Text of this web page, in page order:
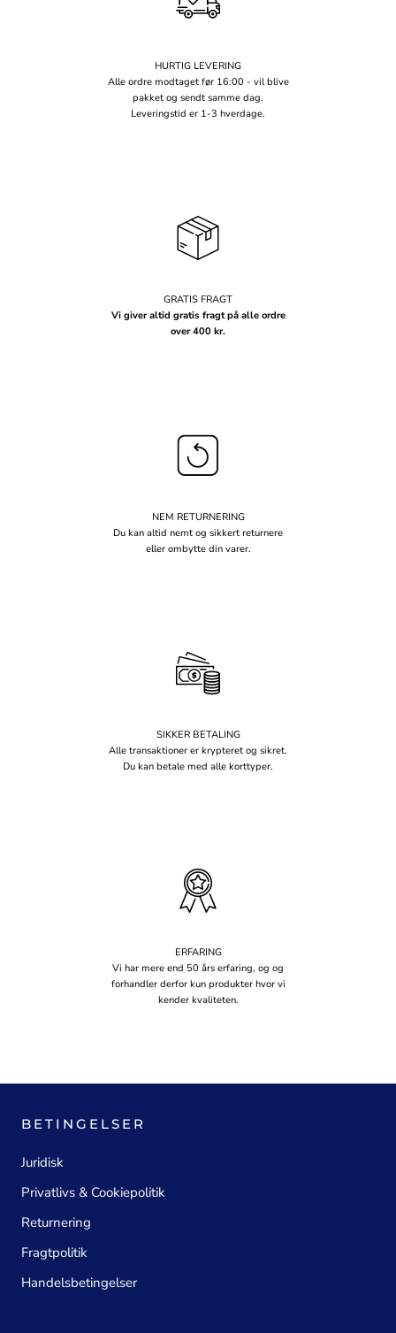
HURTIG LEVERING
Alle ordre modtaget før 16:00 - vil blive
pakket og sendt samme dag.
Leveringstid er 1-3 hverdage.
GRATIS FRAGT
Vi giver altid gratis fragt på alle ordre
over 400 kr.
NEM RETURNERING
Du kan altid nemt og sikkert returnere
eller ombytte din varer.
SIKKER BETALING
Alle transaktioner er krypteret og sikret.
Du kan betale med alle korttyper.
ERFARING
Vi har mere end 50 års erfaring, og og
forhandler derfor kun produkter hvor vi
kender kvaliteten.
BETINGELSER
Juridisk
Privatlivs & Cookiepolitik
Returnering
Fragtpolitik
Handelsbetingelser